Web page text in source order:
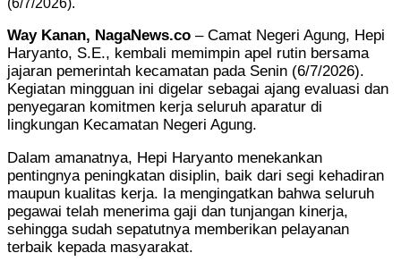
Way Kanan, NagaNews.co – Camat Negeri Agung, Hepi
Haryanto, S.E., kembali memimpin apel rutin bersama
jajaran pemerintah kecamatan pada Senin (6/7/2026).
Kegiatan mingguan ini digelar sebagai ajang evaluasi dan
penyegaran komitmen kerja seluruh aparatur di
lingkungan Kecamatan Negeri Agung.
Dalam amanatnya, Hepi Haryanto menekankan
pentingnya peningkatan disiplin, baik dari segi kehadiran
maupun kualitas kerja. Ia mengingatkan bahwa seluruh
pegawai telah menerima gaji dan tunjangan kinerja,
sehingga sudah sepatutnya memberikan pelayanan
terbaik kepada masyarakat.